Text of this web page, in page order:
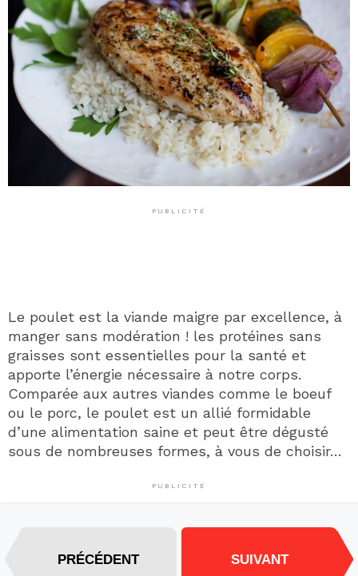
PUBLICITÉ
Le poulet est la viande maigre par excellence, à
manger sans modération ! les protéines sans
graisses sont essentielles pour la santé et
apporte l’énergie nécessaire à notre corps.
Comparée aux autres viandes comme le boeuf
ou le porc, le poulet est un allié formidable
d’une alimentation saine et peut être dégusté
sous de nombreuses formes, à vous de choisir…
PUBLICITÉ
PRÉCÉDENT SUIVANT